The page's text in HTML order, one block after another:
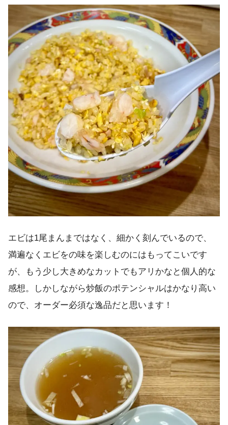
エビは1尾まんまではなく、細かく刻んでいるので、
満遍なくエビをの味を楽しむのにはもってこいです
が、もう少し大きめなカットでもアリかなと個人的な
感想。しかしながら炒飯のポテンシャルはかなり高い
ので、オーダー必須な逸品だと思います！